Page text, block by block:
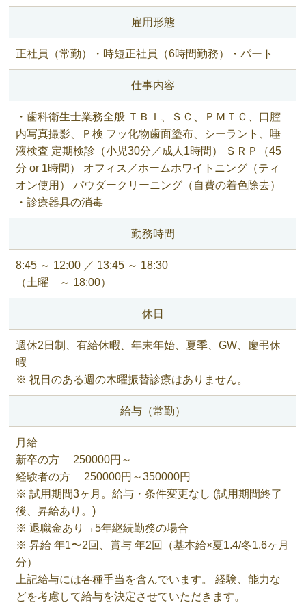
雇用形態
正社員（常勤）・時短正社員（6時間勤務）・パート
仕事内容
・歯科衛生士業務全般 ＴＢＩ、ＳＣ、ＰＭＴＣ、口腔
内写真撮影、Ｐ検 フッ化物歯面塗布、シーラント、唾
液検査 定期検診（小児30分／成人1時間） ＳＲＰ（45
分 or 1時間） オフィス／ホームホワイトニング（ティ
オン使用） パウダークリーニング（自費の着色除去）
・診療器具の消毒
勤務時間
8:45 ～ 12:00 ／ 13:45 ～ 18:30
（土曜 ～ 18:00）
休日
週休2日制、有給休暇、年末年始、夏季、GW、慶弔休
暇
※ 祝日のある週の木曜振替診療はありません。
給与（常勤）
月給
新卒の方
250000円～
経験者の方
250000円～350000円
※ 試用期間3ヶ月。給与・条件変更なし (試用期間終了
後、昇給あり。)
※ 退職金あり→5年継続勤務の場合
※ 昇給 年1〜2回、賞与 年2回（基本給×夏1.4/冬1.6ヶ月
分）
上記給与には各種手当を含んでいます。 経験、能力な
どを考慮して給与を決定させていただきます。